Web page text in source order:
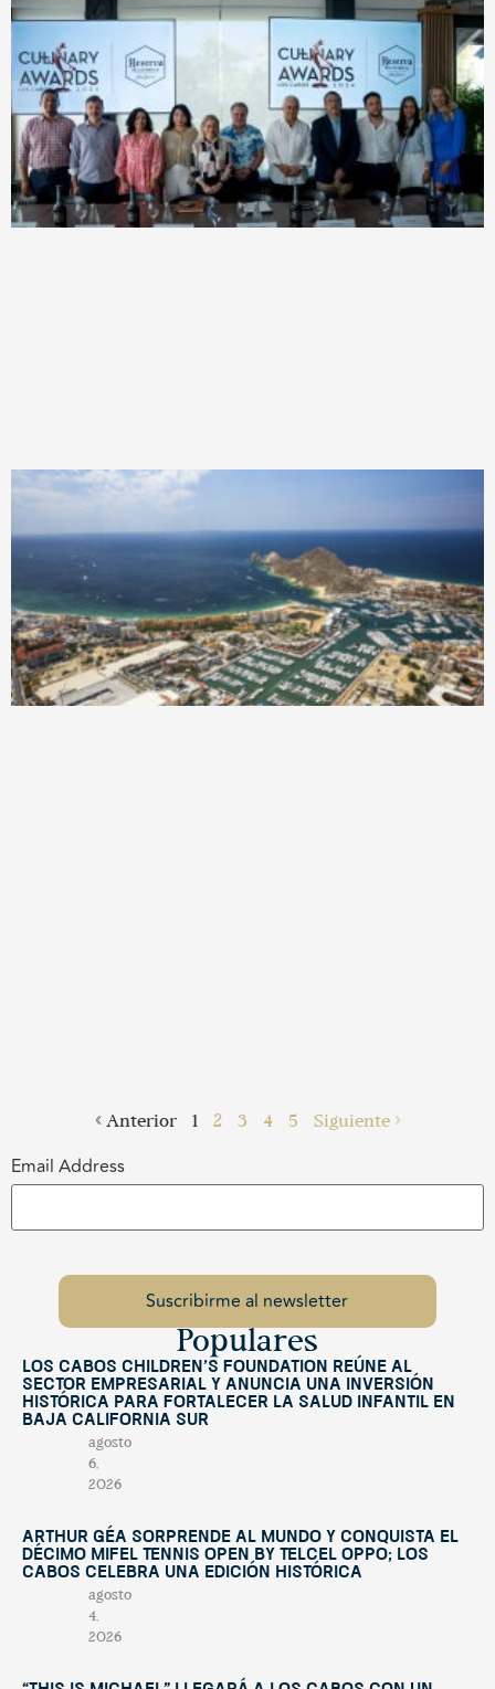
« Anterior 1 2 3 4 5 Siguiente »
Email Address
Populares
Los Cabos Children’s Foundation reúne al
sector empresarial y anuncia una inversión
histórica para fortalecer la salud infantil en
Baja California Sur
agosto
6,
2026
Arthur Géa sorprende al mundo y conquista el
décimo Mifel Tennis Open by Telcel OPPO; Los
Cabos celebra una edición histórica
agosto
4,
2026